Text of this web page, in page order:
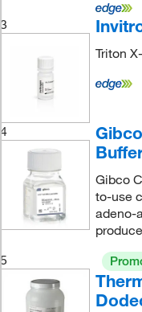
3
Triton
4
Gibco
to-use
adeno-
5